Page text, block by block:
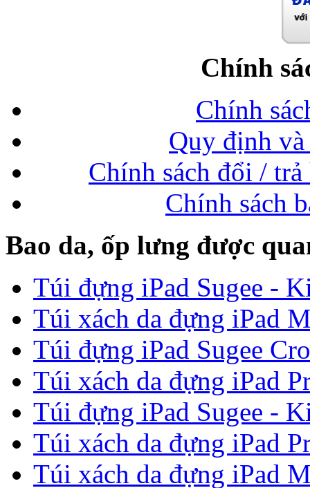
Chính
Chính
Quy định
Chính sách đổi /
Chính sách
Bao da, ốp lưng được
Túi đựng iPad Sugee -
Túi xách da đựng iPad
Túi đựng iPad Sugee
Túi xách da đựng iPad
Túi đựng iPad Sugee -
Túi xách da đựng iPad
Túi xách da đựng iPad